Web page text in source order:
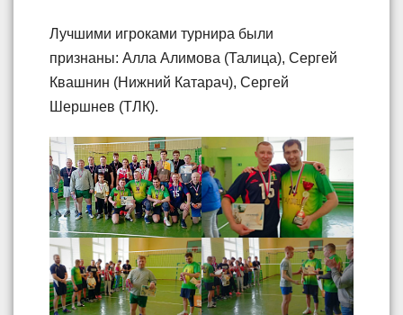
Лучшими игроками турнира были
признаны: Алла Алимова (Талица), Сергей
Квашнин (Нижний Катарач), Сергей
Шершнев (ТЛК).